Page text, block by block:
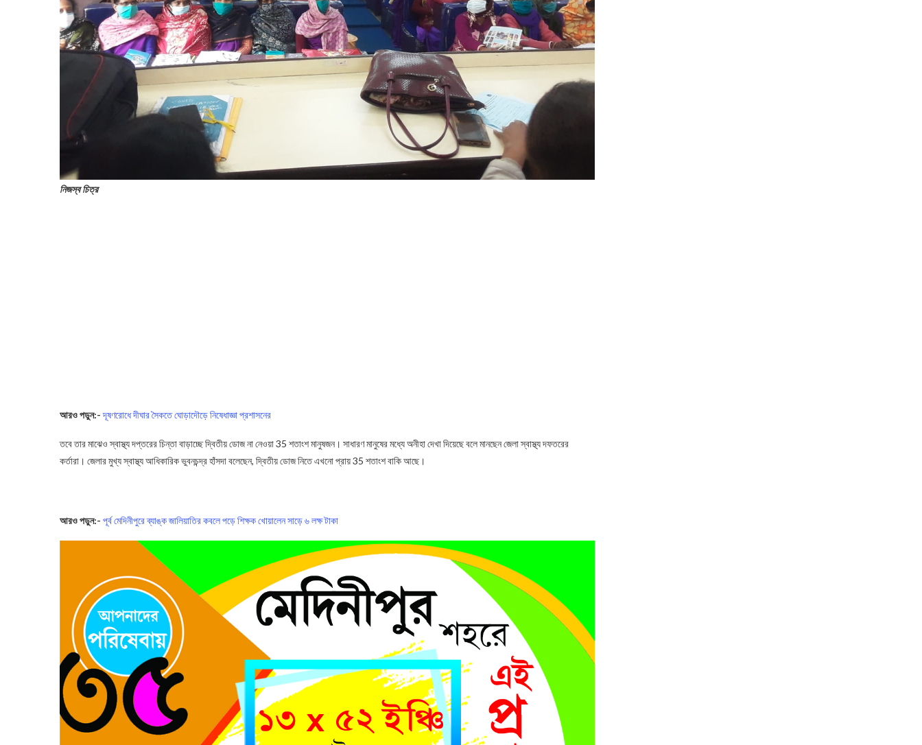
নিজস্ব চিত্র
আরও পড়ুন:- দূষণরোধে দীঘার সৈকতে ঘোড়াদৌড়ে নিষেধাজ্ঞা প্রশাসনের
তবে তার মাঝেও স্বাস্থ্য দপ্তরের চিন্তা বাড়াচ্ছে দ্বিতীয় ডোজ না নেওয়া 35 শতাংশ মানুষজন। সাধারণ মানুষের মধ্যে অনীহা দেখা দিয়েছে বলে মানছেন জেলা স্বাস্থ্য দফতরের
কর্তারা। জেলার মুখ্য স্বাস্থ্য আধিকারিক ভুবনচন্দ্র হাঁসদা বলেছেন, দ্বিতীয় ডোজ নিতে এখনো প্রায় 35 শতাংশ বাকি আছে।
আরও পড়ুন:- পূর্ব মেদিনীপুরে ব্যাঙ্ক জালিয়াতির কবলে পড়ে শিক্ষক খোয়ালেন সাড়ে ৬ লক্ষ ট‍াকা